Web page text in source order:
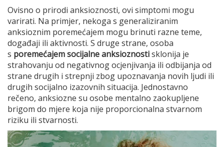
Ovisno o prirodi anksioznosti, ovi simptomi mogu
varirati. Na primjer, nekoga s generaliziranim
anksioznim poremećajem mogu brinuti razne teme,
događaji ili aktivnosti. S druge strane, osoba
s poremećajem socijalne anksioznostisklonija je
strahovanju od negativnog ocjenjivanja ili odbijanja od
strane drugih i strepnji zbog upoznavanja novih ljudi ili
drugih socijalno izazovnih situacija. Jednostavno
rečeno, anksiozne su osobe mentalno zaokupljene
brigom do mjere koja nije proporcionalna stvarnom
riziku ili stvarnosti.